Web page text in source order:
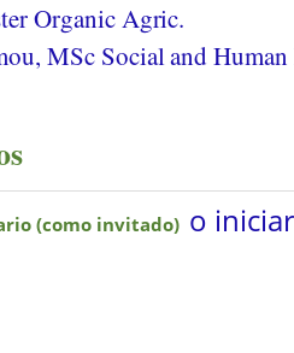
Organic Agric.
MSc Social and